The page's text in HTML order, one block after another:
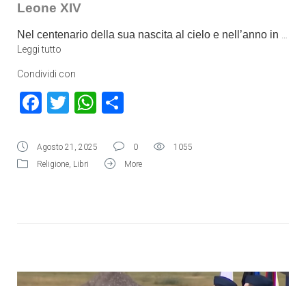
Leone XIV
Nel centenario della sua nascita al cielo e nell’anno in
Leggi tutto
Condividi con
Facebook
TwitterWhatsApp
Agosto 21, 2025 0
1055
Religione, Libri More